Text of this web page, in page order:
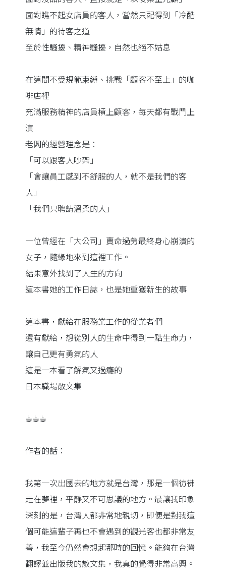
面對瞧不起女店員的客人，當然只配得到「冷酷
無情」的待客之道
至於性騷擾、精神騷擾，自然也絕不姑息
在這間不受規範束縛、挑戰「顧客不至上」的咖
啡店裡
充滿服務精神的店員槓上顧客，每天都有戰鬥上
演
老闆的經營理念是：
「可以跟客人吵架」
「會讓員工感到不舒服的人，就不是我們的客
人」
「我們只聘請溫柔的人」
一位曾經在「大公司」賣命過勞最終身心崩潰的
女子，隨緣地來到這裡工作。
結果意外找到了人生的方向
這本書她的工作日誌，也是她重獲新生的故事
這本書，獻給在服務業工作的從業者們
還有獻給，想從別人的生命中得到一點生命力，
讓自己更有勇氣的人
這是一本看了解氣又過癮的
日本職場散文集
☕︎☕︎☕︎
作者的話：
我第一次出國去的地方就是台灣，那是一個彷彿
走在夢裡，平靜又不可思議的地方。最讓我印象
深刻的是，台灣人都非常地親切，即便是對我這
個可能這輩子再也不會遇到的觀光客也都非常友
善，我至今仍然會想起那時的回憶。能夠在台灣
翻譯並出版我的散文集，我真的覺得非常高興。